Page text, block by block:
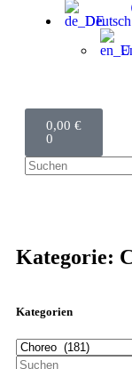
Deutsch
0,00 €
0
Kategorie:
Kategorien